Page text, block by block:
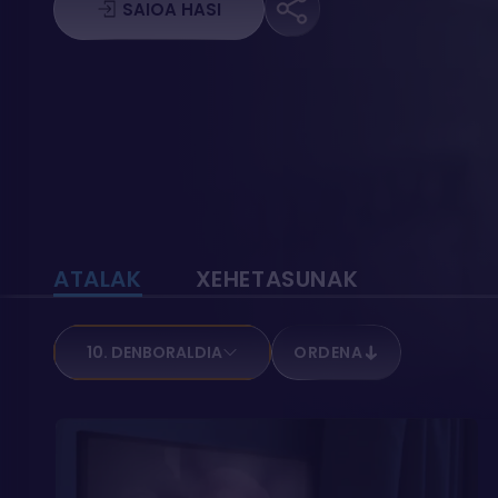
ezagutarazten.
SAIOA HASI
ATALAK XEHETASUNAK
10. DENBORALDIA ORDENA